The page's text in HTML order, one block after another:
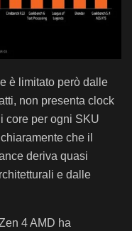
è limitato però dalle
non presenta clock
core per ogni SKU
che il
deriva quasi
e dalle
4 AMD ha